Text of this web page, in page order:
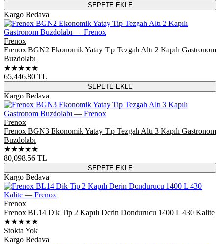
SEPETE EKLE
Kargo Bedava
Frenox
Frenox BGN2 Ekonomik Yatay Tip Tezgah Altı 2 Kapılı Gastronom
Buzdolabı
★★★★★
65,446.80 TL
SEPETE EKLE
Kargo Bedava
Frenox
Frenox BGN3 Ekonomik Yatay Tip Tezgah Altı 3 Kapılı Gastronom
Buzdolabı
★★★★★
80,098.56 TL
SEPETE EKLE
Kargo Bedava
Frenox
Frenox BL14 Dik Tip 2 Kapılı Derin Dondurucu 1400 L 430 Kalite
★★★★★
Stokta Yok
Kargo Bedava